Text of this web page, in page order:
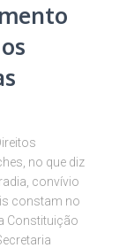
no que diz
convívio
constam no
Constituição